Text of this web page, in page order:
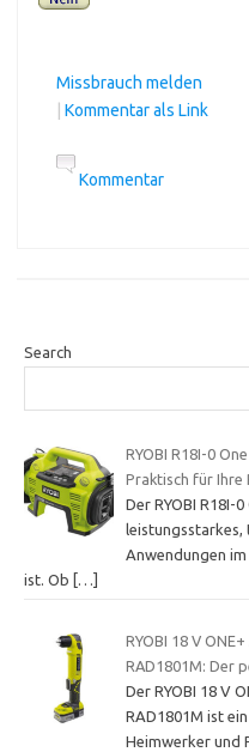
Missbrauch melden
Kommentar als Link
Kommentar
Search
RYOBI R18I-0
Praktisch für Ihre
Der RYOBI R18I-
Anwendungen
ist. Ob
[…]
RYOBI 18 V
RAD1801M: Der
Der RYOBI 18 V
RAD1801M ist
Heimwerker und